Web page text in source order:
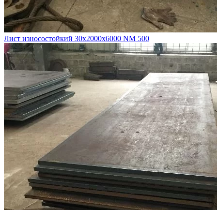
Лист износостойкий 30х2000х6000 NM 500